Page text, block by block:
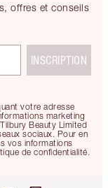
offres et conseils
votre adresse
marketing
Beauty Limited
sociaux. Pour en
vos informations
de confidentialité.
INSCRIPTION